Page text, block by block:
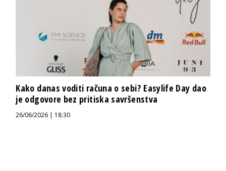
Kako danas voditi računa o sebi? Easylife Day dao
je odgovore bez pritiska savršenstva
26/06/2026 | 18:30